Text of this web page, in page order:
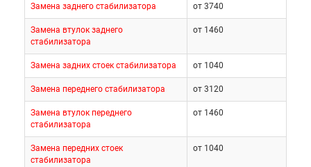
Замена заднего стабилизатора от 3740
Замена втулок заднего
стабилизатора
от 1460
Замена задних стоек стабилизатора от 1040
Замена переднего стабилизатора от 3120
Замена втулок переднего
стабилизатора
от 1460
Замена передних стоек
стабилизатора
от 1040